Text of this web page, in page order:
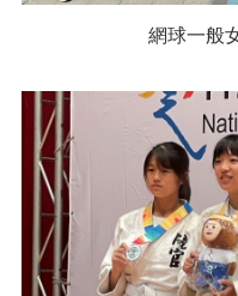
網球一般